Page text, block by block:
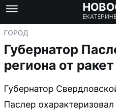
ГОРОД
Губернатор
региона от
Губернатор
Паслер охарактеризовал